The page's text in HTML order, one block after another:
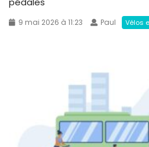
9 mai 2026 à 11:23 Paul Vélos